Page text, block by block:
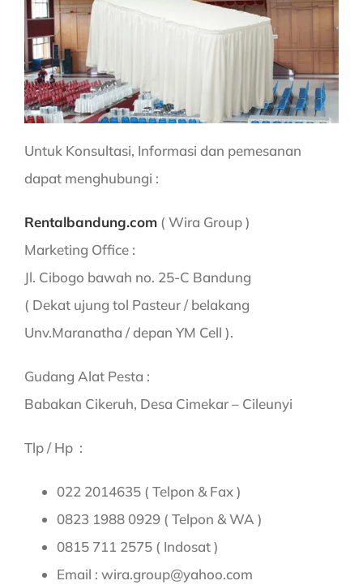
Untuk Konsultasi, Informasi dan pemesanan
dapat menghubungi :
Rentalbandung.com( Wira Group )
Marketing Office :
Jl. Cibogo bawah no. 25-C Bandung
( Dekat ujung tol Pasteur / belakang
Unv.Maranatha / depan YM Cell ).
Gudang Alat Pesta :
Babakan Cikeruh, Desa Cimekar – Cileunyi
Tlp / Hp :
022 2014635 ( Telpon & Fax )
0823 1988 0929 ( Telpon & WA )
0815 711 2575 ( Indosat )
Email : wira.group@yahoo.com